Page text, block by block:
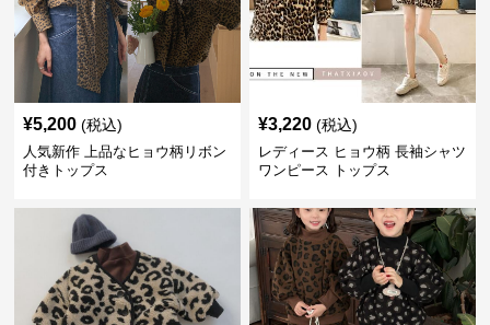
¥5,200 (税込)
人気新作 上品なヒョウ柄リボン
付きトップス
¥3,220 (税込)
レディース ヒョウ柄 長袖シャツ
ワンピース トップス